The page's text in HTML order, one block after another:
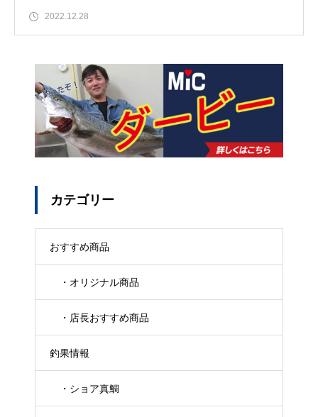
2022.12.28
カテゴリー
おすすめ商品
・オリジナル商品
・店長おすすめ商品
釣果情報
・ショア真鯛